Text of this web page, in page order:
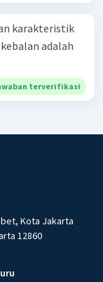
karakteristik
adalah
terverifikasi
Kota Jakarta
12860